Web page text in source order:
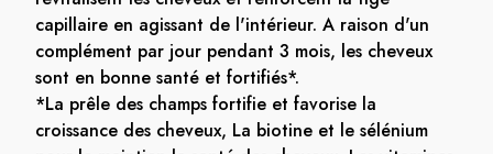
capillaire en agissant de l'intérieur. A raison d'un
complément par jour pendant 3 mois, les cheveux
sont en bonne santé et fortifiés*.
*La prêle des champs fortifie et favorise la
croissance des cheveux, La biotine et le sélénium